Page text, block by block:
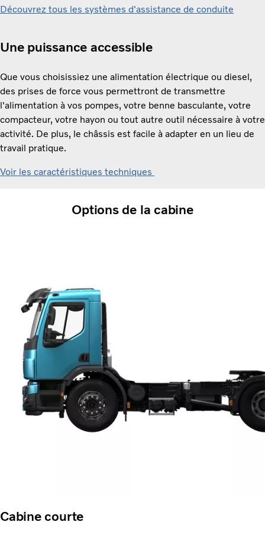
Découvrez tous les systèmes d'assistance de conduite
Une puissance accessible
Que vous choisissiez une alimentation électrique ou diesel,
des prises de force vous permettront de transmettre
l'alimentation à vos pompes, votre benne basculante, votre
compacteur, votre hayon ou tout autre outil nécessaire à votre
activité. De plus, le châssis est facile à adapter en un lieu de
travail pratique.
Voir les caractéristiques techniques
Options de la cabine
Cabine courte